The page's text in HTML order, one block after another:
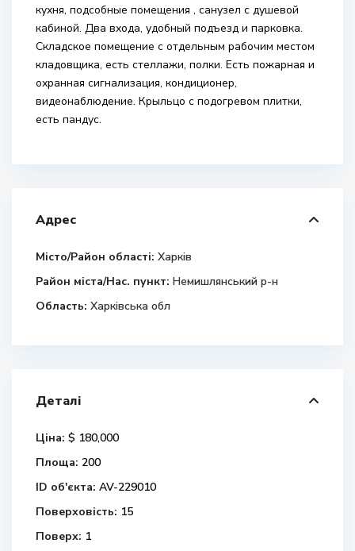
кухня, подсобные помещения , санузел с душевой
кабиной. Два входа, удобный подъезд и парковка.
Складское помещение с отдельным рабочим местом
кладовщика, есть стеллажи, полки. Есть пожарная и
охранная сигнализация, кондиционер,
видеонаблюдение. Крыльцо с подогревом плитки,
есть пандус.
Адрес
Місто/Район області: Харків
Район міста/Нас. пункт: Немишлянський р-н
Область: Харківська обл
Деталі
Ціна: $ 180,000
Площа: 200
ID об'єкта: AV-229010
Поверховість: 15
Поверх: 1